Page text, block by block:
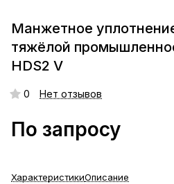
Манжетное
тяжёлой
HDS2 V
0 Нет отзывов
По запросу
ХарактеристикиОписание